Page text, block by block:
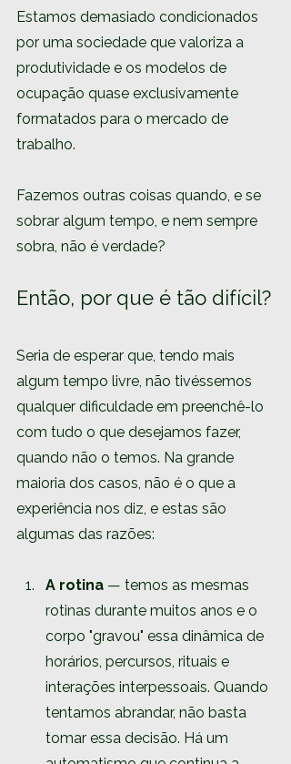
Estamos demasiado condicionados
por uma sociedade que valoriza a
produtividade e os modelos de
ocupação quase exclusivamente
formatados para o mercado de
trabalho.
Fazemos outras coisas quando, e se
sobrar algum tempo, e nem sempre
sobra, não é verdade?
Então, por que é tão difícil?
Seria de esperar que, tendo mais
algum tempo livre, não tivéssemos
qualquer dificuldade em preenchê-lo
com tudo o que desejamos fazer,
quando não o temos. Na grande
maioria dos casos, não é o que a
experiência nos diz, e estas são
algumas das razões:
A rotina — temos as mesmas
rotinas durante muitos anos e o
corpo "gravou" essa dinâmica de
horários, percursos, rituais e
interações interpessoais. Quando
tentamos abrandar, não basta
tomar essa decisão. Há um